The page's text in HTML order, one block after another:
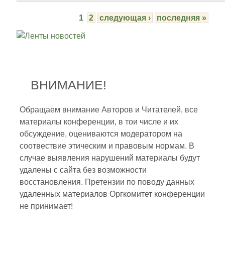
1 2 следующая › последняя »
ВНИМАНИЕ!
Обращаем внимание Авторов и Читателей, все
материалы конференции, в тои числе и их
обсуждение, оцениваются модератором на
соотвествие этическим и правовым нормам. В
случае выявления нарушений материалы будут
удалены с сайта без возможности
восстановления. Претензии по поводу данных
удаленных материалов Оргкомитет конференции
не принимает!